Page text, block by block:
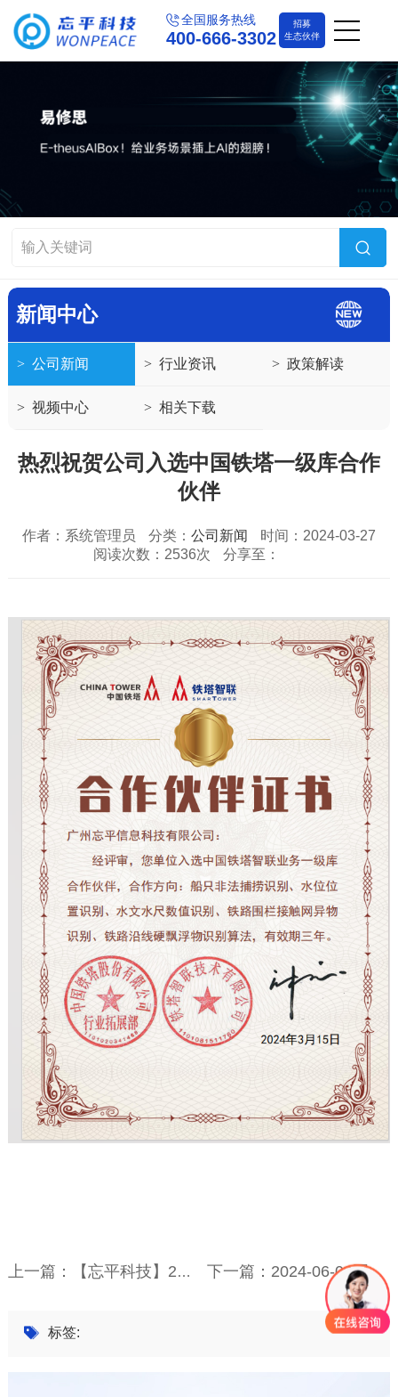
全国服务热线
400-666-3302
招募
生态伙伴
新闻中心
> 公司新闻 > 行业资讯 > 政策解读
> 视频中心 > 相关下载
热烈祝贺公司入选中国铁塔一级库合作
伙伴
作者：系统管理员 分类： 公司新闻
时间：2024-03-27
阅读次数：2536次
分享至：
上一篇：【忘平科技】2023年端午节放假通知 下一篇：2024-06-03国际客户接待交流
标签: